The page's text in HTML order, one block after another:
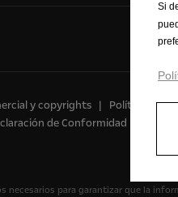
y copyrights Política de
de Conformidad
necesarios para garantizar que la
Si